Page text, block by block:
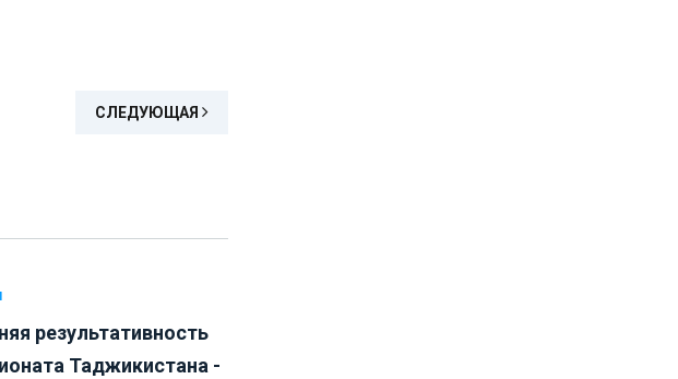
СЛЕДУЮЩАЯ
результативность
Таджикистана -